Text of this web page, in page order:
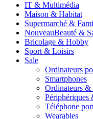
IT & Multimédia
Maison & Habitat
Supermarché &
NouveauBeauté &
Bricolage & Hobby
Sport & Loisirs
Sale
Ordinateurs
Smartphones
Ordinateurs &
Périphériques
Téléphone
Wearables